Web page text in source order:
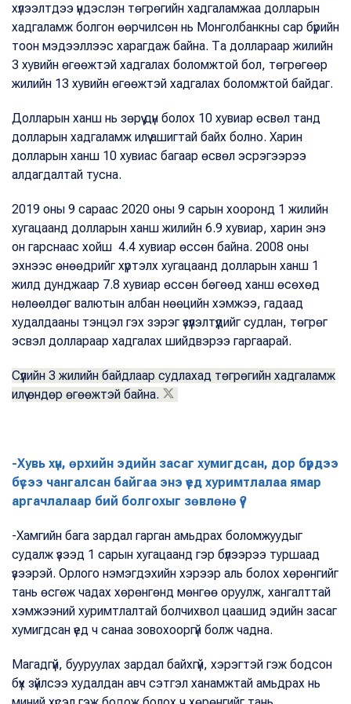
хүлээлтдээ үндэслэн төгрөгийн хадгаламжаа долларын
хадгаламж болгон өөрчилсөн нь Монголбанкны сар бүрийн
тоон мэдээллээс харагдаж байна. Та доллараар жилийн
3 хувийн өгөөжтэй хадгалах боломжтой бол, төгрөгөөр
жилийн 13 хувийн өгөөжтэй хадгалах боломжтой байдаг.
Долларын ханш нь зөрүү дүн болох 10 хувиар өсвөл танд
долларын хадгаламж илүү ашигтай байх болно. Харин
долларын ханш 10 хувиас багаар өсвөл эсрэгээрээ
алдагдалтай тусна.
2019 оны 9 сараас 2020 оны 9 сарын хооронд 1 жилийн
хугацаанд долларын ханш жилийн 6.9 хувиар, харин энэ
он гарснаас хойш 4.4 хувиар өссөн байна. 2008 оны
эхнээс өнөөдрийг хүртэлх хугацаанд долларын ханш 1
жилд дунджаар 7.8 хувиар өссөн бөгөөд ханш өсөхөд
нөлөөлдөг валютын албан нөөцийн хэмжээ, гадаад
худалдааны тэнцэл гэх зэрэг үзүүлэлтүүдийг судлан, төгрөг
эсвэл доллараар хадгалах шийдвэрээ гаргаарай.
Сүүлийн 3 жилийн байдлаар судлахад төгрөгийн хадгаламж
илүү өндөр өгөөжтэй байна.
-Хувь хүн, өрхийн эдийн засаг хумигдсан, дор бүрдээ
бүсээ чангалсан байгаа энэ үед хуримтлалаа ямар
аргачлалаар бий болгохыг зөвлөнө үү?
-Хамгийн бага зардал гарган амьдрах боломжуудыг
судалж үзээд 1 сарын хугацаанд гэр бүлээрээ туршаад
үзээрэй. Орлого нэмэгдэхийн хэрээр аль болох хөрөнгийг
тань өсгөж чадах хөрөнгөнд мөнгөө оруулж, хангалттай
хэмжээний хуримтлалтай болчихвол цаашид эдийн засаг
хумигдсан үед ч санаа зовохооргүй болж чадна.
Магадгүй, бууруулах зардал байхгүй, хэрэгтэй гэж бодсон
бүх зүйлсээ худалдан авч сэтгэл ханамжтай амьдрах нь